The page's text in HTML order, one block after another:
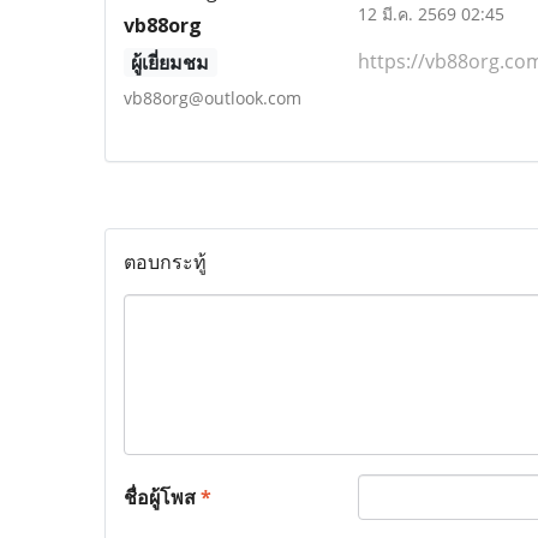
vb88org
ผู้เยี่ยมชม
vb88org@outlook.com
12 มี.ค. 2569 02:45
https://
ตอบกระทู้
ชื่อผู้โพส*